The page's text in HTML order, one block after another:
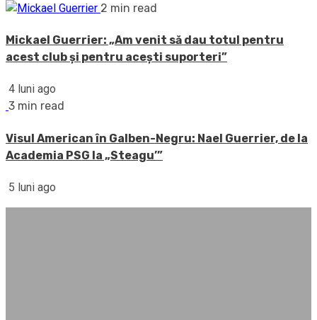
2 min read
Mickael Guerrier: „Am venit să dau totul pentru
acest club și pentru acești suporteri”
4 luni ago
3 min read
Visul American în Galben-Negru: Nael Guerrier, de la
Academia PSG la „Steagu’”
5 luni ago